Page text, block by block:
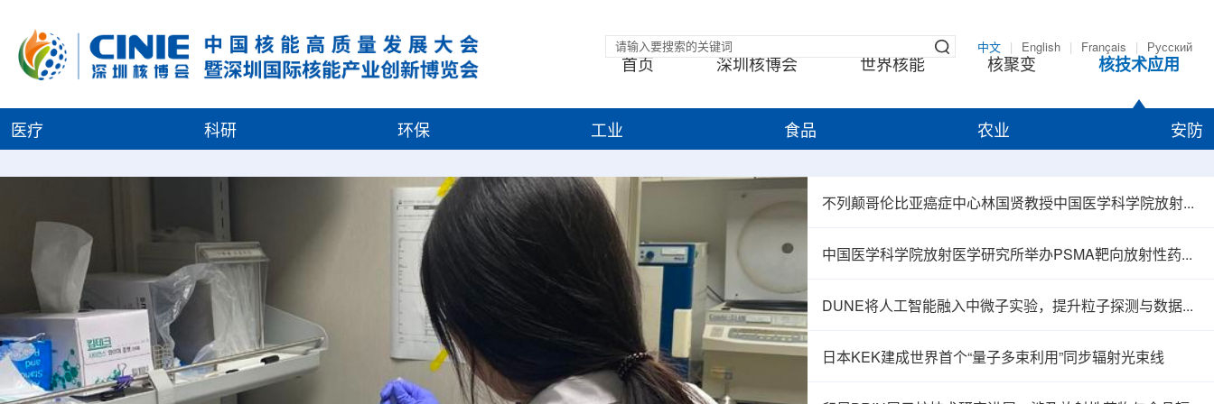
中文 English Français Русский
首页 深圳核博会 世界核能 核聚变 核技术应用
医疗 科研 环保 工业 食品 农业 安防
不列颠哥伦比亚癌症中心林国贤教授中国医学科学院放射医学研究所开展学术交流
中国医学科学院放射医学研究所举办PSMA靶向放射性药物学术报告会
DUNE将人工智能融入中微子实验，提升粒子探测与数据处理能力
日本KEK建成世界首个“量子多束利用”同步辐射光束线